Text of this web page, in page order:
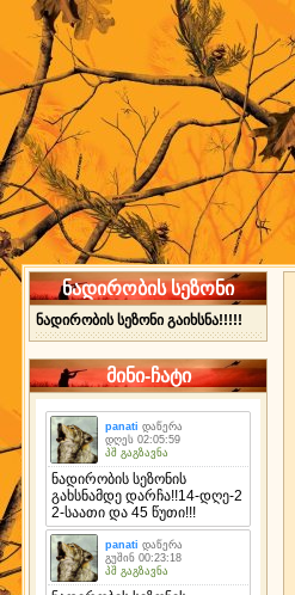
ნადირობის სეზონი
ნადირობის სეზონი გაიხსნა!!!!!
მინი-ჩატი